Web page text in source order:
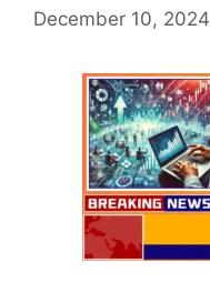
December 10, 2024